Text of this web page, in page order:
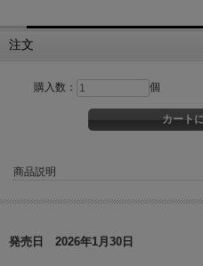
注文
購入数： 個
商品説明
発売日 2026年1月30日